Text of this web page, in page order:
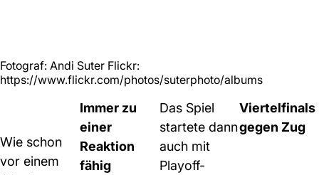
Fotograf: Andi Suter Flickr:
https://www.flickr.com/photos/suterphoto/albums
Wie schon
vor einem
Immer zu
einer
Reaktion
fähig
Das Spiel
startete dann
auch mit
Playoff-
Viertelfinals
gegen Zug